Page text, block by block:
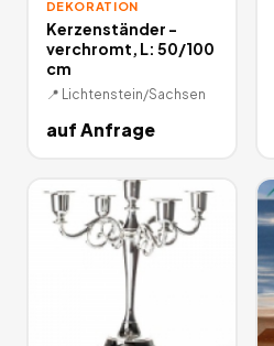
DEKORATION
Kerzenständer -
verchromt, L: 50/100
cm
📍 Lichtenstein/Sachsen
auf Anfrage